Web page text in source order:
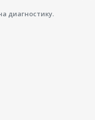
диагностику.